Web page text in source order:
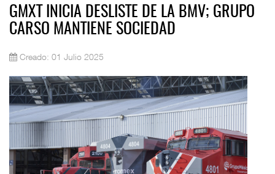
GMXT INICIA DESLISTE DE LA BMV; GRUPO
CARSO MANTIENE SOCIEDAD
Creado: 01 Julio 2025